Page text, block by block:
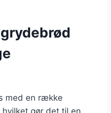
med en række
gør det til en